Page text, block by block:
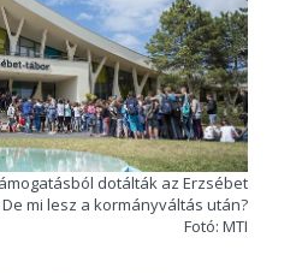
dotálták az Erzsébet
mi lesz a kormányváltás után?
Fotó: MTI